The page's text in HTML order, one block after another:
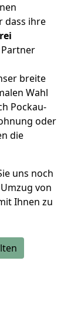
dass ihre
breite
Wahl
Pockau-
oder
die
uns noch
von
Ihnen zu